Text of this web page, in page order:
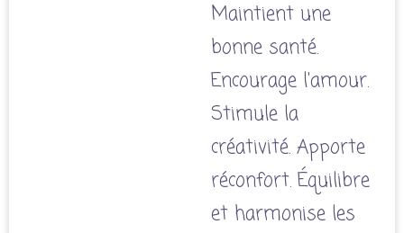
Maintient une
bonne santé.
Encourage l'amour.
Stimule la
créativité. Apporte
réconfort. Équilibre
et harmonise les